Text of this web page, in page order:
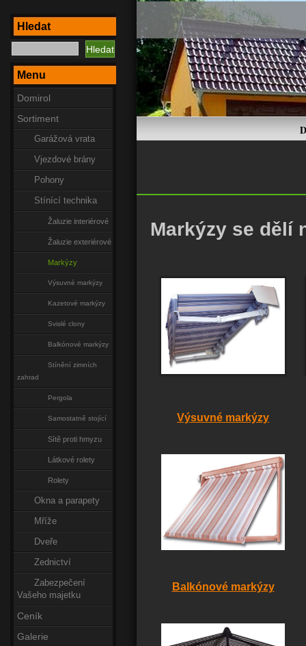
Hledat
Menu
Domirol
Sortiment
Garážová vrata
Vjezdové brány
Pohony
Stínící technika
Žaluzie interiérové
Žaluzie exteriérové
Markýzy
Výsuvné markýzy
Kazetové markýzy
Svislé clony
Balkónové markýzy
Stínění zimních
zahrad
Pergola
Samostatně stojící
Sítě proti hmyzu
Látkové rolety
Rolety
Okna a parapety
Mříže
Dveře
Zednictví
Zabezpečení
Vašeho majetku
Ceník
Galerie
Markýzy se dělí
Výsuvné markýzy
Balkónové markýzy